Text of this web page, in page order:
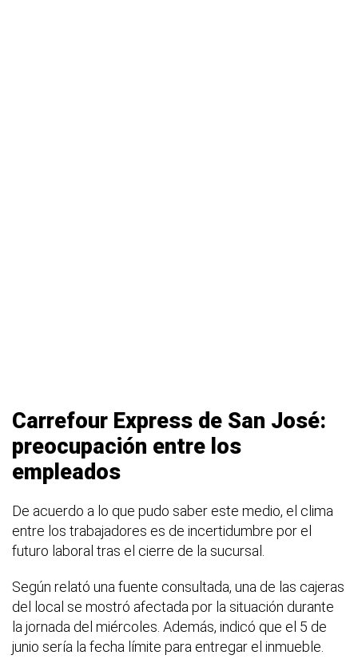
Carrefour Express de San José:
preocupación entre los
empleados
De acuerdo a lo que pudo saber este medio, el clima
entre los trabajadores es de incertidumbre por el
futuro laboral tras el cierre de la sucursal.
Según relató una fuente consultada, una de las cajeras
del local se mostró afectada por la situación durante
la jornada del miércoles. Además, indicó que el 5 de
junio sería la fecha límite para entregar el inmueble.